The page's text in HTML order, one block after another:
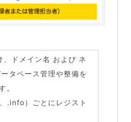
ドメイン名 および ネ
タベース管理や整備を
。
.info）ごとにレジスト